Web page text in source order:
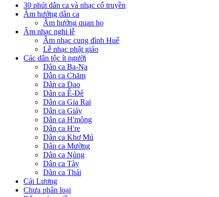
30 phút dân ca và nhạc cổ truyền
Âm hưởng dân ca
Âm hưởng quan họ
Âm nhạc nghi lễ
Âm nhạc cung đình Huế
Lễ nhạc phật giáo
Các dân tộc ít người
Dân ca Ba-Na
Dân ca Chăm
Dân ca Dao
Dân ca Ê-Đê
Dân ca Gia Rai
Dân ca Giáy
Dân ca H'mông
Dân ca H're
Dân ca Khơ Mú
Dân ca Mường
Dân ca Nùng
Dân ca Tày
Dân ca Thái
Cải Lương
Chưa phân loại